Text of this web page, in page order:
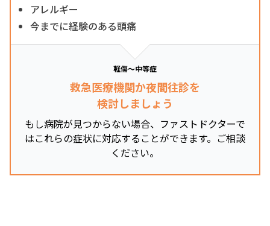
アレルギー
今までに経験のある頭痛
軽傷～中等症
救急医療機関か夜間往診を
検討しましょう
もし病院が見つからない場合、ファストドクターで
はこれらの症状に対応することができます。ご相談
ください。